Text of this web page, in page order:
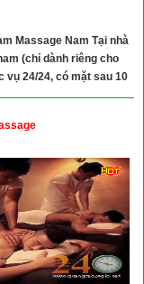
Massage Nam Tại nhà
(chỉ dành riêng cho
vụ 24/24, có mặt sau 10
gọi 0919427887 - Zalo